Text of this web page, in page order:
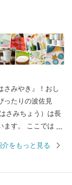
さみやき』！おし
ったりの波佐見
さみちょう）は長
す。 ここでは、
の農畜産業が行
介をもっと見る